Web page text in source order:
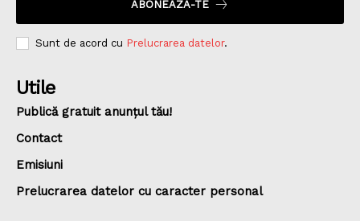
ABONEAZA-TE
Sunt de acord cu Prelucrarea datelor.
Utile
Publică gratuit anunțul tău!
Contact
Emisiuni
Prelucrarea datelor cu caracter personal